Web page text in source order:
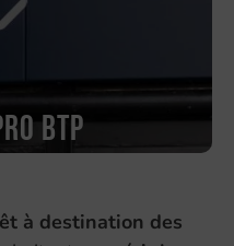
BTP
à destination des